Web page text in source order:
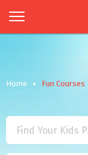
Home Fun Courses